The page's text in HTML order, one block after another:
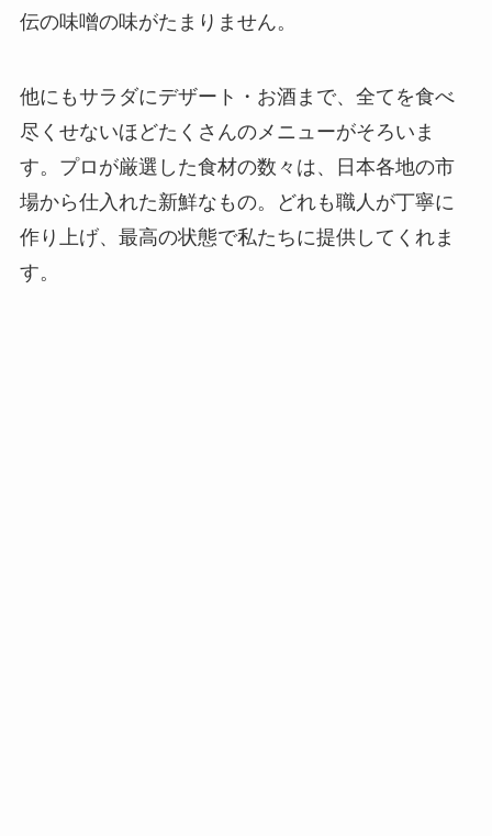
伝の味噌の味がたまりません。
他にもサラダにデザート・お酒まで、全てを食べ
尽くせないほどたくさんのメニューがそろいま
す。プロが厳選した食材の数々は、日本各地の市
場から仕入れた新鮮なもの。どれも職人が丁寧に
作り上げ、最高の状態で私たちに提供してくれま
す。